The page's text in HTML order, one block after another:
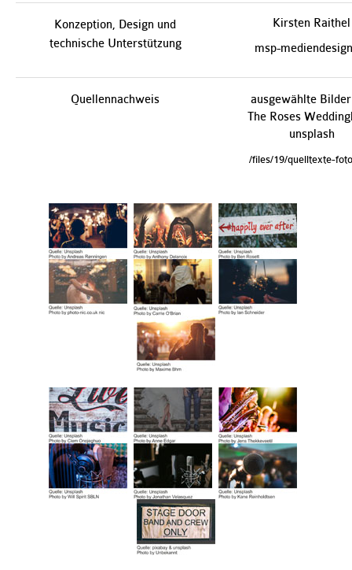
Konzeption, Design und
technische Unterstützung
Kirsten Raithel
msp-
Quellennachweis
ausgewählte
The Roses
unsplash
/files/19/quelltexte-